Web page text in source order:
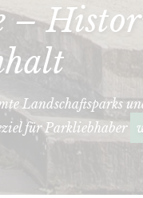
–
Landschaftsparks
für Parkliebhaber